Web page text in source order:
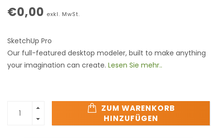
€0,00 exkl. MwSt.
SketchUp Pro
Our full-featured desktop modeler, built to make anything
your imagination can create. Lesen Sie mehr..
ZUM WARENKORB
HINZUFÜGEN